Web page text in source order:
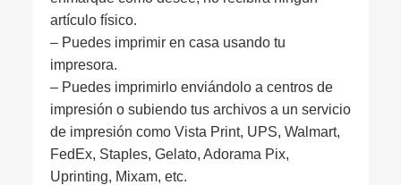
artículo físico.
– Puedes imprimir en casa usando tu
impresora.
– Puedes imprimirlo enviándolo a centros de
impresión o subiendo tus archivos a un servicio
de impresión como Vista Print, UPS, Walmart,
FedEx, Staples, Gelato, Adorama Pix,
Uprinting, Mixam, etc.